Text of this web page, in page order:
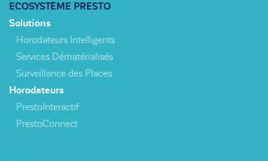
ECOSYSTÈME PRESTO
Solutions
Horodateurs Intelligents
Services Dématérialisés
Surveillance des Places
Horodateurs
PrestoInteractif
PrestoConnect